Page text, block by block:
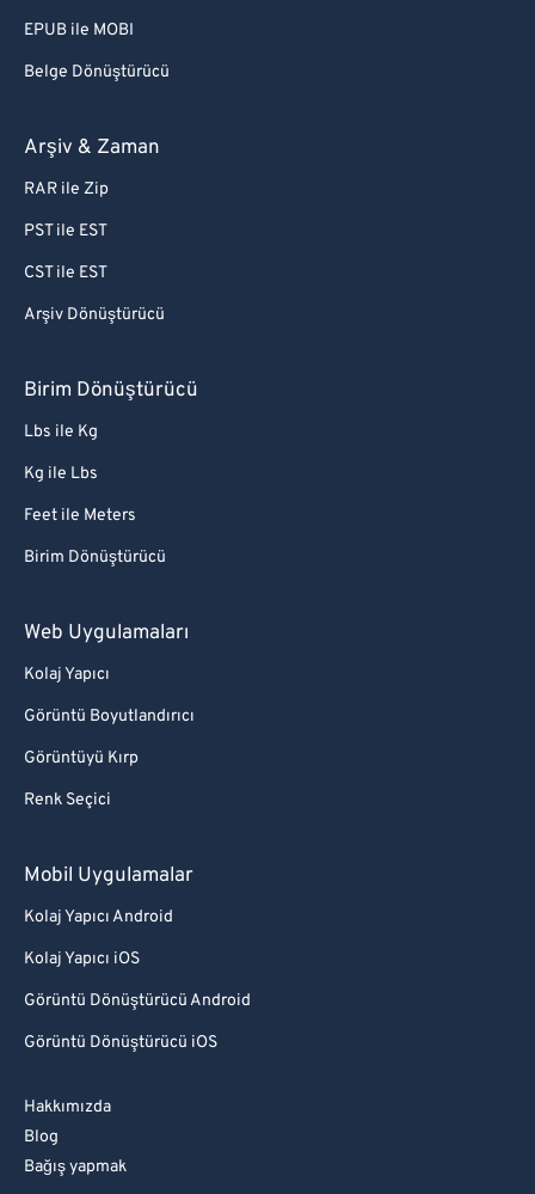
EPUB ile MOBI
Belge Dönüştürücü
Arşiv & Zaman
RAR ile Zip
PST ile EST
CST ile EST
Arşiv Dönüştürücü
Birim Dönüştürücü
Lbs ile Kg
Kg ile Lbs
Feet ile Meters
Birim Dönüştürücü
Web Uygulamaları
Kolaj Yapıcı
Görüntü Boyutlandırıcı
Görüntüyü Kırp
Renk Seçici
Mobil Uygulamalar
Kolaj Yapıcı Android
Kolaj Yapıcı iOS
Görüntü Dönüştürücü Android
Görüntü Dönüştürücü iOS
Hakkımızda
Blog
Bağış yapmak